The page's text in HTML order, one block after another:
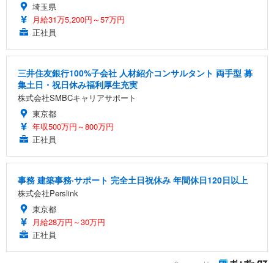
埼玉県
月給31万5,200円～57万円
正社員
三井住友銀行100%子会社 人材紹介コンサルタント 両手型 募
集土日・祝日休み福利厚生充実
株式会社SMBCキャリアサポート
東京都
年収500万円～800万円
正社員
事務 建築事務·サポート 完全土日祝休み 年間休日120日以上
株式会社Perslink
東京都
月給28万円～30万円
正社員